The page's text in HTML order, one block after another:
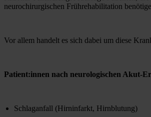
neurochirurgischen Frührehabilitation
Vor allem handelt es sich dabei um diese
Patient:innen nach neurologischen Akut-
Schlaganfall (Hirninfarkt, Hirnblutung)